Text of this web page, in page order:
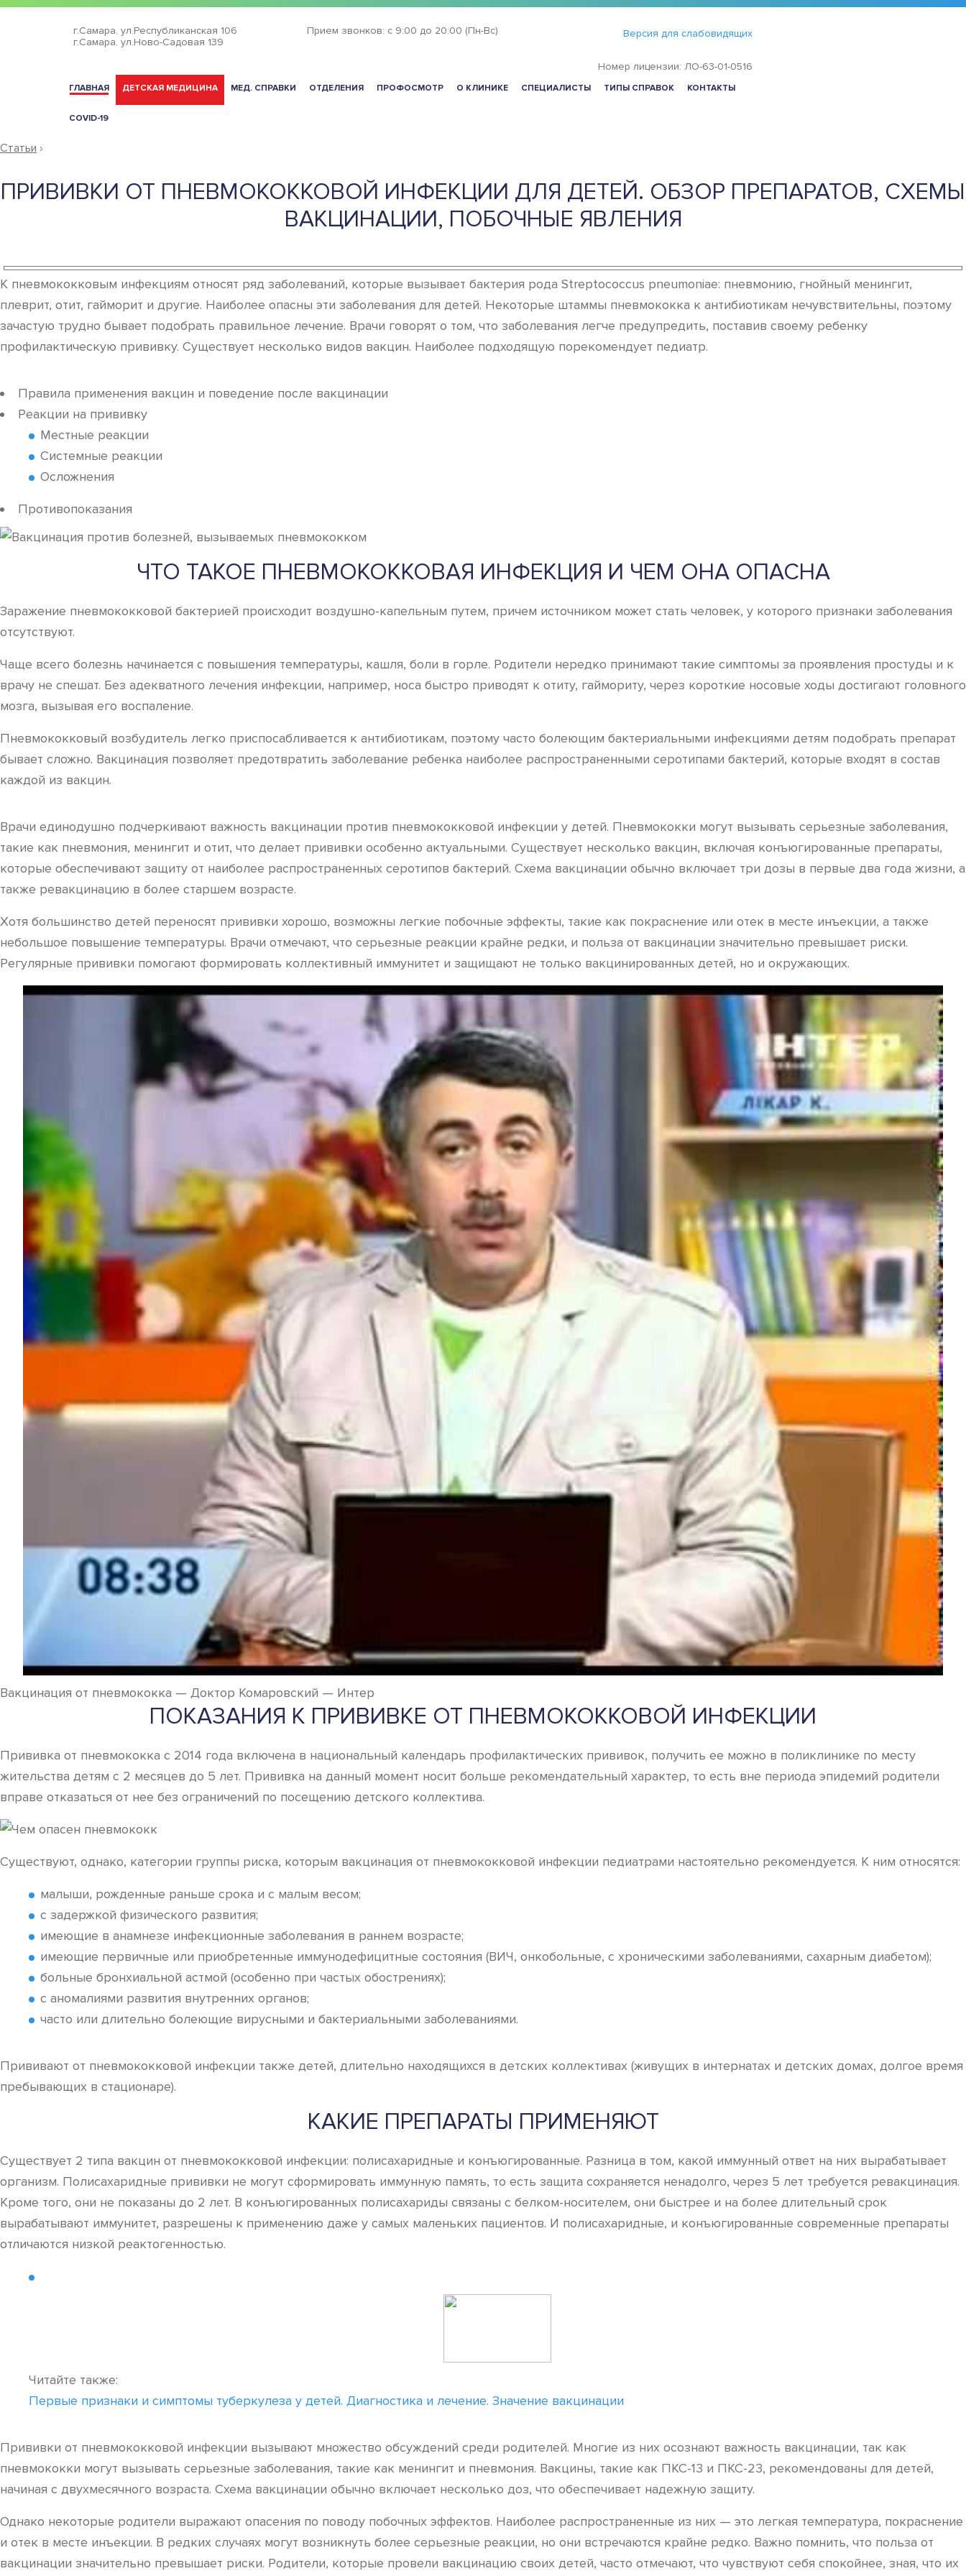
г.Самара, ул.Республиканская 106
г.Самара, ул.Ново-Садовая 139
Прием звонков: с 9:00 до 20:00 (Пн-Вс) Версия для слабовидящих
Номер лицензии: ЛО-63-01-0516
ГЛАВНАЯ ДЕТСКАЯ МЕДИЦИНА МЕД. СПРАВКИ ОТДЕЛЕНИЯ ПРОФОСМОТР О КЛИНИКЕ СПЕЦИАЛИСТЫ ТИПЫ СПРАВОК КОНТАКТЫ
COVID-19
Статьи ›
ПРИВИВКИ ОТ ПНЕВМОКОККОВОЙ ИНФЕКЦИИ ДЛЯ ДЕТЕЙ. ОБЗОР ПРЕПАРАТОВ, СХЕМЫ
ВАКЦИНАЦИИ, ПОБОЧНЫЕ ЯВЛЕНИЯ
К пневмококковым инфекциям относят ряд заболеваний, которые вызывает бактерия рода Streptococcus pneumoniae: пневмонию, гнойный менингит,
плеврит, отит, гайморит и другие. Наиболее опасны эти заболевания для детей. Некоторые штаммы пневмококка к антибиотикам нечувствительны, поэтому
зачастую трудно бывает подобрать правильное лечение. Врачи говорят о том, что заболевания легче предупредить, поставив своему ребенку
профилактическую прививку. Существует несколько видов вакцин. Наиболее подходящую порекомендует педиатр.
Правила применения вакцин и поведение после вакцинации
Реакции на прививку
Местные реакции
Системные реакции
Осложнения
Противопоказания
ЧТО ТАКОЕ ПНЕВМОКОККОВАЯ ИНФЕКЦИЯ И ЧЕМ ОНА ОПАСНА
Заражение пневмококковой бактерией происходит воздушно-капельным путем, причем источником может стать человек, у которого признаки заболевания
отсутствуют.
Чаще всего болезнь начинается с повышения температуры, кашля, боли в горле. Родители нередко принимают такие симптомы за проявления простуды и к
врачу не спешат. Без адекватного лечения инфекции, например, носа быстро приводят к отиту, гаймориту, через короткие носовые ходы достигают головного
мозга, вызывая его воспаление.
Пневмококковый возбудитель легко приспосабливается к антибиотикам, поэтому часто болеющим бактериальными инфекциями детям подобрать препарат
бывает сложно. Вакцинация позволяет предотвратить заболевание ребенка наиболее распространенными серотипами бактерий, которые входят в состав
каждой из вакцин.
Врачи единодушно подчеркивают важность вакцинации против пневмококковой инфекции у детей. Пневмококки могут вызывать серьезные заболевания,
такие как пневмония, менингит и отит, что делает прививки особенно актуальными. Существует несколько вакцин, включая конъюгированные препараты,
которые обеспечивают защиту от наиболее распространенных серотипов бактерий. Схема вакцинации обычно включает три дозы в первые два года жизни, а
также ревакцинацию в более старшем возрасте.
Хотя большинство детей переносят прививки хорошо, возможны легкие побочные эффекты, такие как покраснение или отек в месте инъекции, а также
небольшое повышение температуры. Врачи отмечают, что серьезные реакции крайне редки, и польза от вакцинации значительно превышает риски.
Регулярные прививки помогают формировать коллективный иммунитет и защищают не только вакцинированных детей, но и окружающих.
Вакцинация от пневмококка — Доктор Комаровский — Интер
ПОКАЗАНИЯ К ПРИВИВКЕ ОТ ПНЕВМОКОККОВОЙ ИНФЕКЦИИ
Прививка от пневмококка с 2014 года включена в национальный календарь профилактических прививок, получить ее можно в поликлинике по месту
жительства детям с 2 месяцев до 5 лет. Прививка на данный момент носит больше рекомендательный характер, то есть вне периода эпидемий родители
вправе отказаться от нее без ограничений по посещению детского коллектива.
Существуют, однако, категории группы риска, которым вакцинация от пневмококковой инфекции педиатрами настоятельно рекомендуется. К ним относятся:
малыши, рожденные раньше срока и с малым весом;
с задержкой физического развития;
имеющие в анамнезе инфекционные заболевания в раннем возрасте;
имеющие первичные или приобретенные иммунодефицитные состояния (ВИЧ, онкобольные, с хроническими заболеваниями, сахарным диабетом);
больные бронхиальной астмой (особенно при частых обострениях);
с аномалиями развития внутренних органов;
часто или длительно болеющие вирусными и бактериальными заболеваниями.
Прививают от пневмококковой инфекции также детей, длительно находящихся в детских коллективах (живущих в интернатах и детских домах, долгое время
пребывающих в стационаре).
КАКИЕ ПРЕПАРАТЫ ПРИМЕНЯЮТ
Существует 2 типа вакцин от пневмококковой инфекции: полисахаридные и конъюгированные. Разница в том, какой иммунный ответ на них вырабатывает
организм. Полисахаридные прививки не могут сформировать иммунную память, то есть защита сохраняется ненадолго, через 5 лет требуется ревакцинация.
Кроме того, они не показаны до 2 лет. В конъюгированных полисахариды связаны с белком-носителем, они быстрее и на более длительный срок
вырабатывают иммунитет, разрешены к применению даже у самых маленьких пациентов. И полисахаридные, и конъюгированные современные препараты
отличаются низкой реактогенностью.
Читайте также:
Первые признаки и симптомы туберкулеза у детей. Диагностика и лечение. Значение вакцинации
Прививки от пневмококковой инфекции вызывают множество обсуждений среди родителей. Многие из них осознают важность вакцинации, так как
пневмококки могут вызывать серьезные заболевания, такие как менингит и пневмония. Вакцины, такие как ПКС-13 и ПКС-23, рекомендованы для детей,
начиная с двухмесячного возраста. Схема вакцинации обычно включает несколько доз, что обеспечивает надежную защиту.
Однако некоторые родители выражают опасения по поводу побочных эффектов. Наиболее распространенные из них — это легкая температура, покраснение
и отек в месте инъекции. В редких случаях могут возникнуть более серьезные реакции, но они встречаются крайне редко. Важно помнить, что польза от
вакцинации значительно превышает риски. Родители, которые провели вакцинацию своих детей, часто отмечают, что чувствуют себя спокойнее, зная, что их